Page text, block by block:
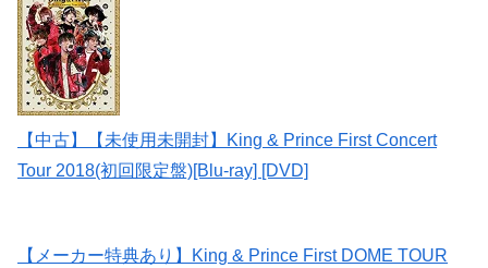
【中古】【未使用未開封】King & Prince First Concert
Tour 2018(初回限定盤)[Blu-ray] [DVD]
【メーカー特典あり】King & Prince First DOME TOUR